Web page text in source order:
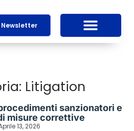
Newsletter
Litigation
sanzionatori e
misure correttive
13, 2026